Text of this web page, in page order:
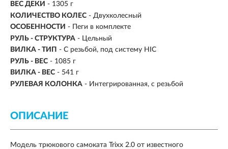
ВЕС ДЕКИ - 1305 г
КОЛИЧЕСТВО КОЛЕС - Двухколесный
ОСОБЕННОСТИ - Пеги в комплекте
РУЛЬ - СТРУКТУРА - Цельный
ВИЛКА - ТИП - С резьбой, под систему HIC
РУЛЬ - ВЕС - 1085 г
ВИЛКА - ВЕС - 541 г
РУЛЕВАЯ КОЛОНКА - Интегрированная, с резьбой
ОПИСАНИЕ
Модель трюкового самоката Trixx 2.0 от известного